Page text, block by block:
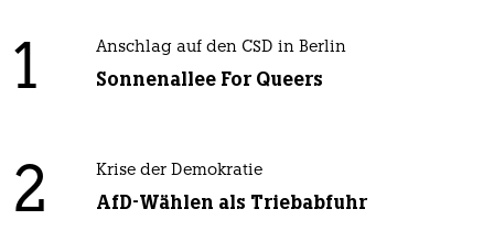
1 Anschlag auf den CSD in Berlin
Sonnenallee For Queers
2 Krise der Demokratie
AfD-Wählen als Triebabfuhr